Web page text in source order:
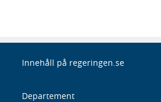
Innehåll på regeringen.se
Departement